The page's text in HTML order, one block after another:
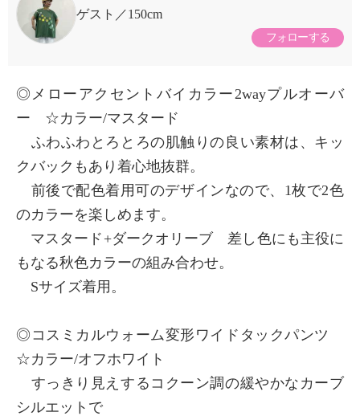
ゲスト
150cm
フォローする
◎メローアクセントバイカラー2wayプルオーバ
ー ☆カラー/マスタード
ふわふわとろとろの肌触りの良い素材は、キッ
クバックもあり着心地抜群。
前後で配色着用可のデザインなので、1枚で2色
のカラーを楽しめます。
マスタード+ダークオリーブ 差し色にも主役に
もなる秋色カラーの組み合わせ。
Sサイズ着用。
◎コスミカルウォーム変形ワイドタックパンツ
☆カラー/オフホワイト
すっきり見えするコクーン調の緩やかなカーブ
シルエットで